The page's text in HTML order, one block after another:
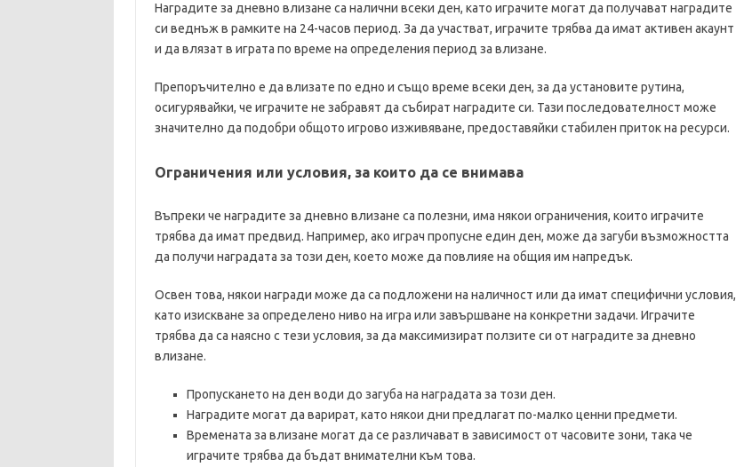
Наградите за дневно влизане са налични всеки ден, като играчите могат да получават наградите
си веднъж в рамките на 24-часов период. За да участват, играчите трябва да имат активен акаунт
и да влязат в играта по време на определения период за влизане.
Препоръчително е да влизате по едно и също време всеки ден, за да установите рутина,
осигурявайки, че играчите не забравят да събират наградите си. Тази последователност може
значително да подобри общото игрово изживяване, предоставяйки стабилен приток на ресурси.
Ограничения или условия, за които да се внимава
Въпреки че наградите за дневно влизане са полезни, има някои ограничения, които играчите
трябва да имат предвид. Например, ако играч пропусне един ден, може да загуби възможността
да получи наградата за този ден, което може да повлияе на общия им напредък.
Освен това, някои награди може да са подложени на наличност или да имат специфични условия,
като изискване за определено ниво на игра или завършване на конкретни задачи. Играчите
трябва да са наясно с тези условия, за да максимизират ползите си от наградите за дневно
влизане.
Пропускането на ден води до загуба на наградата за този ден.
Наградите могат да варират, като някои дни предлагат по-малко ценни предмети.
Времената за влизане могат да се различават в зависимост от часовите зони, така че
играчите трябва да бъдат внимателни към това.